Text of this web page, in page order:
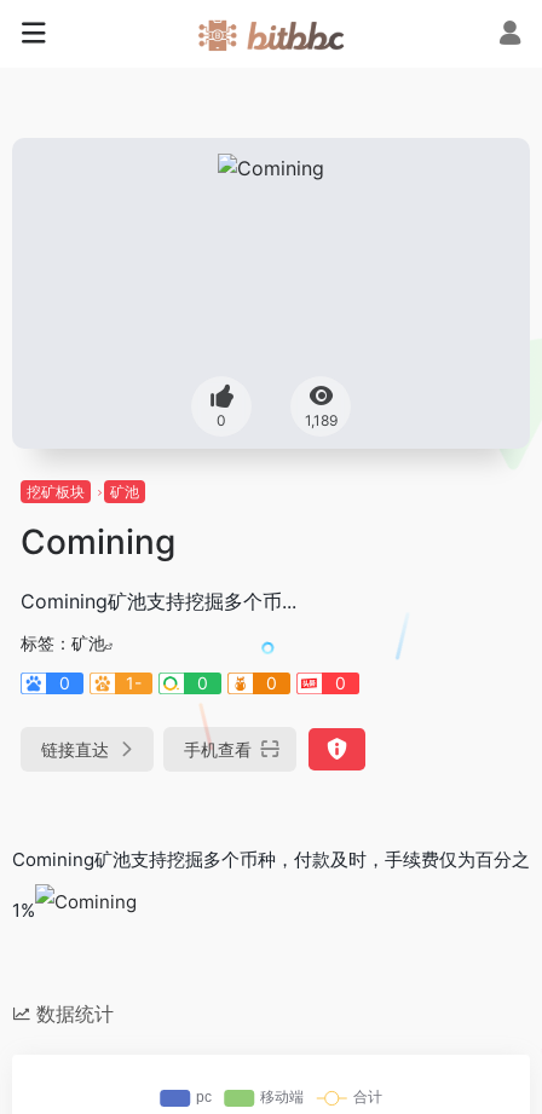
0 1,189
挖矿板块 矿池
Comining
Comining矿池支持挖掘多个币...
标签： 矿池
0
1- 0 0 0
链接直达 手机查看
Comining矿池支持挖掘多个币种，付款及时，手续费仅为百分之
1%
数据统计